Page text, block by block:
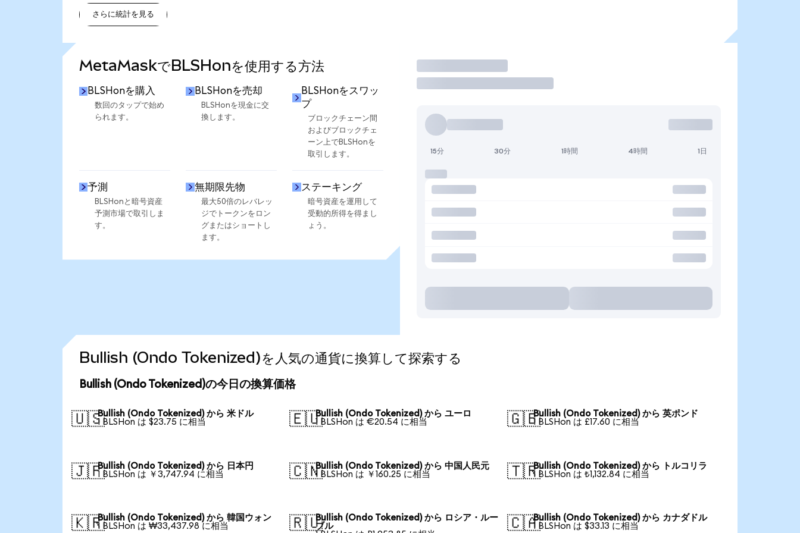
さらに統計を見る
MetaMaskでBLSHonを使用する方法
BLSHonを購入
数回のタップで始め
られます。
BLSHonを売却
BLSHonを現金に交
換します。
BLSHonをスワッ
プ
ブロックチェーン間
およびブロックチェ
ーン上でBLSHonを
取引します。
予測
BLSHonと暗号資産
予測市場で取引しま
す。
無期限先物
最大50倍のレバレッ
ジでトークンをロン
グまたはショートし
ます。
ステーキング
暗号資産を運用して
受動的所得を得まし
ょう。
取引
15分 30分 1時間 4時間 1日
Bullish (Ondo Tokenized)を人気の通貨に換算して探索する
Bullish (Ondo Tokenized)の今日の換算価格
🇺🇸Bullish (Ondo Tokenized) から 米ドル
1 BLSHon は $23.75 に相当
🇪🇺Bullish (Ondo Tokenized) から ユーロ
1 BLSHon は €20.54 に相当
🇬🇧Bullish (Ondo Tokenized) から 英ポンド
1 BLSHon は £17.60 に相当
🇯🇵Bullish (Ondo Tokenized) から 日本円
1 BLSHon は ￥3,747.94 に相当
🇨🇳Bullish (Ondo Tokenized) から 中国人民元
1 BLSHon は ￥160.25 に相当
🇹🇷Bullish (Ondo Tokenized) から トルコリラ
1 BLSHon は ₺1,132.84 に相当
🇰🇷Bullish (Ondo Tokenized) から 韓国ウォン
1 BLSHon は ₩33,437.98 に相当
🇷🇺Bullish (Ondo Tokenized) から ロシア・ルー
ブル
🇨🇦Bullish (Ondo Tokenized) から カナダドル
1 BLSHon は $33.13 に相当